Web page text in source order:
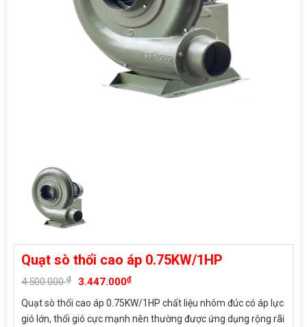
Quạt sò thổi cao áp 0.75KW/1HP
4.500.000₫ 3.447.000₫
Quạt sò thổi cao áp 0.75KW/1HP chất liệu nhôm đúc có áp lực
gió lớn, thổi gió cực mạnh nên thường được ứng dụng rộng rãi